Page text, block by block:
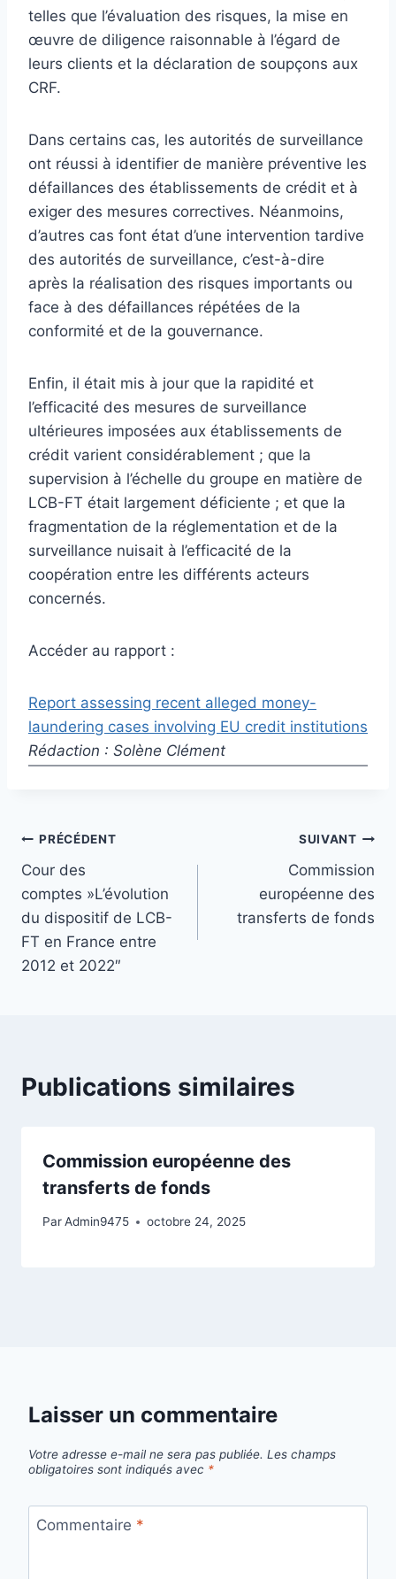
telles que l’évaluation des risques, la mise en
œuvre de diligence raisonnable à l’égard de
leurs clients et la déclaration de soupçons aux
CRF.
Dans certains cas, les autorités de surveillance
ont réussi à identifier de manière préventive les
défaillances des établissements de crédit et à
exiger des mesures correctives. Néanmoins,
d’autres cas font état d’une intervention tardive
des autorités de surveillance, c’est-à-dire
après la réalisation des risques importants ou
face à des défaillances répétées de la
conformité et de la gouvernance.
Enfin, il était mis à jour que la rapidité et
l’efficacité des mesures de surveillance
ultérieures imposées aux établissements de
crédit varient considérablement ; que la
supervision à l’échelle du groupe en matière de
LCB-FT était largement déficiente ; et que la
fragmentation de la réglementation et de la
surveillance nuisait à l’efficacité de la
coopération entre les différents acteurs
concernés.
Accéder au rapport :
Report assessing recent alleged money-
laundering cases involving EU credit institutions
Rédaction : Solène Clément
Navigation
de
l’article
PRÉCÉDENT
Cour des
comptes »L’évolution
du dispositif de LCB-
FT en France entre
2012 et 2022″
SUIVANT
Commission
européenne des
transferts de fonds
Publications similaires
Commission européenne des
transferts de fonds
ParAdmin9475 octobre 24, 2025
Laisser un commentaire
Votre adresse e-mail ne sera pas publiée. Les champs
obligatoires sont indiqués avec *
Commentaire *